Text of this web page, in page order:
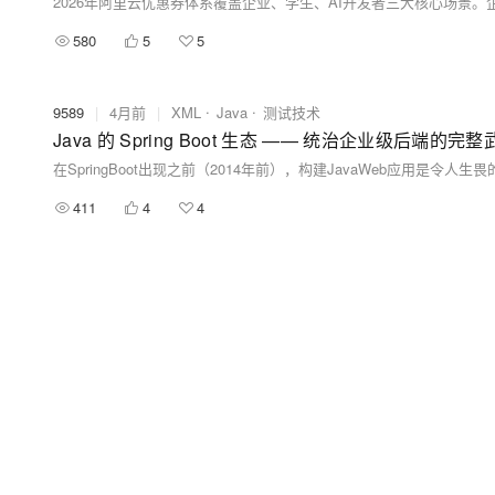
580 5 5
9589 | 4月前 | XML Java 测试技术
Java 的 Spring Boot 生态 —— 统治企业级后端的完整
411 4 4